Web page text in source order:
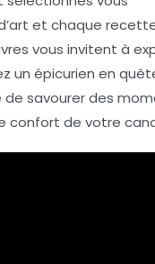
et chaque
vous invitent à
un épicurien en
savourer des
confort de votre